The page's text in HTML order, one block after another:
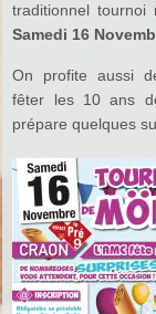
traditionnel tournoi
Samedi 16
On profite aussi
fêter les 10 ans
prépare quelques